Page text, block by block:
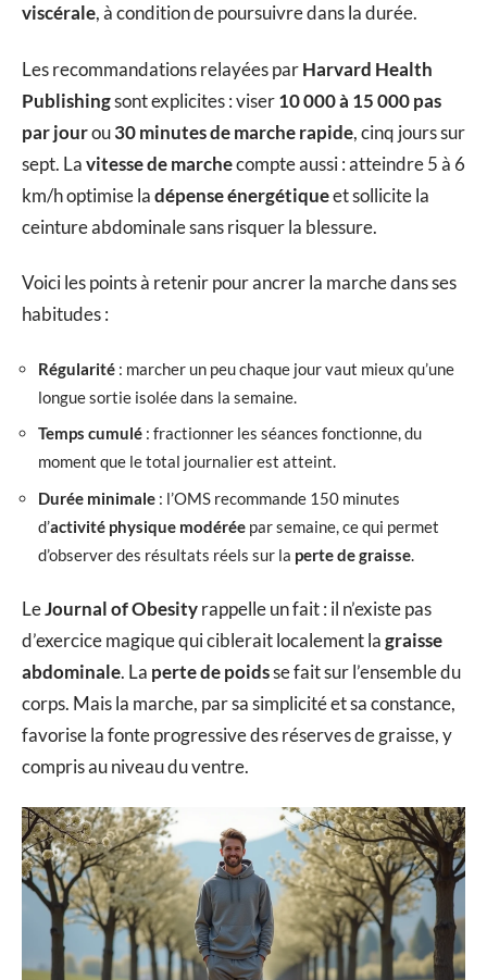
viscérale, à condition de poursuivre dans la durée.
Les recommandations relayées parHarvard Health
Publishingsont explicites : viser10 000 à 15 000 pas
par jourou30 minutes de marche rapide, cinq jours sur
sept. Lavitesse de marchecompte aussi : atteindre 5 à 6
km/h optimise ladépense énergétiqueet sollicite la
ceinture abdominale sans risquer la blessure.
Voici les points à retenir pour ancrer la marche dans ses
habitudes :
Régularité : marcher un peu chaque jour vaut mieux qu’une
longue sortie isolée dans la semaine.
Temps cumulé : fractionner les séances fonctionne, du
moment que le total journalier est atteint.
Durée minimale : l’OMS recommande 150 minutes
d’activité physique modérée par semaine, ce qui permet
d’observer des résultats réels sur la perte de graisse
LeJournal of Obesityrappelle un fait : il n’existe pas
d’exercice magique qui ciblerait localement lagraisse
abdominale. La perte de poidsse fait sur l’ensemble du
corps. Mais la marche, par sa simplicité et sa constance,
favorise la fonte progressive des réserves de graisse, y
compris au niveau du ventre.